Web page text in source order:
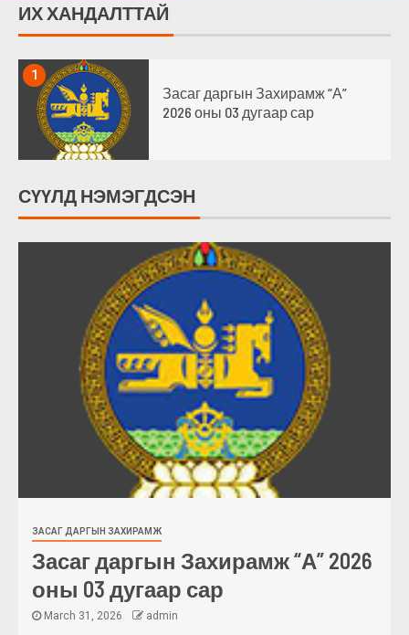
ИХ ХАНДАЛТТАЙ
1
Засаг даргын Захирамж “А”
2026 оны 03 дугаар сар
СҮҮЛД НЭМЭГДСЭН
ЗАСАГ ДАРГЫН ЗАХИРАМЖ
Засаг даргын Захирамж “А” 2026
оны 03 дугаар сар
March 31, 2026 admin